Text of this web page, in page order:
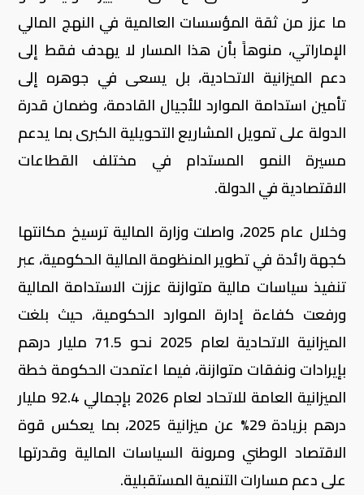
ما عزز من ثقة المؤسسات العالمية في النهج المالي
الإماراتي، منوهاً بأن هذا المسار لا يهدف فقط إلى
دعم الميزانية الاتحادية، بل يسعى في جوهره إلى
تأمين استدامة الموارد للأجيال القادمة، وضمان قدرة
الدولة على تمويل المشاريع التحويلية الكبرى بما يدعم
مسيرة النمو المستدام في مختلف القطاعات
الاقتصادية في الدولة.
وخلال عام 2025، واصلت وزارة المالية ترسيخ مكانتها
كجهة رائدة في تطوير المنظومة المالية الحكومية، عبر
تنفيذ سياسات مالية متوازنة عززت الاستدامة المالية
ورفعت كفاءة إدارة الموارد الحكومية، حيث بلغت
الميزانية الاتحادية لعام 2025 نحو 71.5 مليار درهم
بإيرادات ونفقات متوازنة، فيما اعتمدت الحكومة خطة
الميزانية العامة للاتحاد لعام 2026 بإجمالي 92.4 مليار
درهم بزيادة 29% عن ميزانية 2025، بما يعكس قوة
الاقتصاد الوطني ومرونة السياسات المالية وقدرتها
على دعم مسارات التنمية المستقبلية.